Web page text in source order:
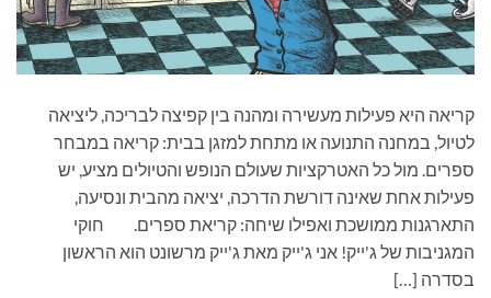
קריאה היא פעילות מעשירה ומהנה בין קפיצה לבריכה, ליציאה
לטיול, במחנה התנועה או מתחת למזגן בבית: קריאה במבחר
ספרים. מול כל האטרקציות שעולם הנופש והטיולים מציע, יש
פעילות אחת שאינה דורשת הדרכה, יציאה מהבית ונסיעה,
התארגנות ממושכת ואפילו שיחה: קריאת ספרים. חוקי
המגניבות של ג'ייק! אני ג'ייק מאת ג'ייק מרשונט הוא הראשון
בסדרה […]